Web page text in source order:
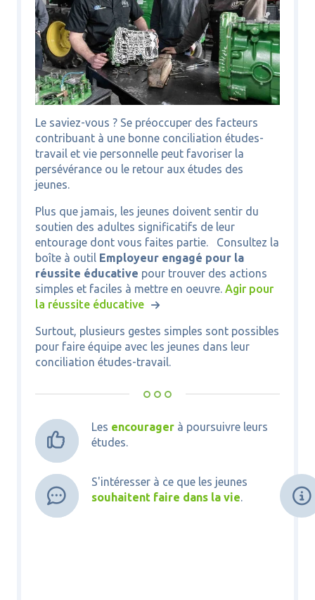
Le saviez-vous ? Se préoccuper des facteurs
contribuant à une bonne conciliation études-
travail et vie personnelle peut favoriser la
persévérance ou le retour aux études des
jeunes.
Plus que jamais, les jeunes doivent sentir du
soutien des adultes significatifs de leur
entourage dont vous faites partie. Consultez la
boîte à outil Employeur engagé pour la
réussite éducative pour trouver des actions
simples et faciles à mettre en oeuvre. Agir pour
la réussite éducative
Surtout, plusieurs gestes simples sont possibles
pour faire équipe avec les jeunes dans leur
conciliation études-travail.


Les encouragerà poursuivre leurs
études.

S'intéresser à ce que les jeunes
souhaitent faire dans la vie.
 